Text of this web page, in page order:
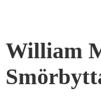
William